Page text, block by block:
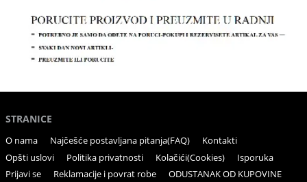
STRANICE
O nama Najčešće postavljana pitanja(FAQ)
Kontakti
Opšti uslovi
Politika privatnosti Kolačići(Cookies)
Isporuka
Prijavi se
Reklamacije i povrat robe ODUSTANAK OD KUPOVINE